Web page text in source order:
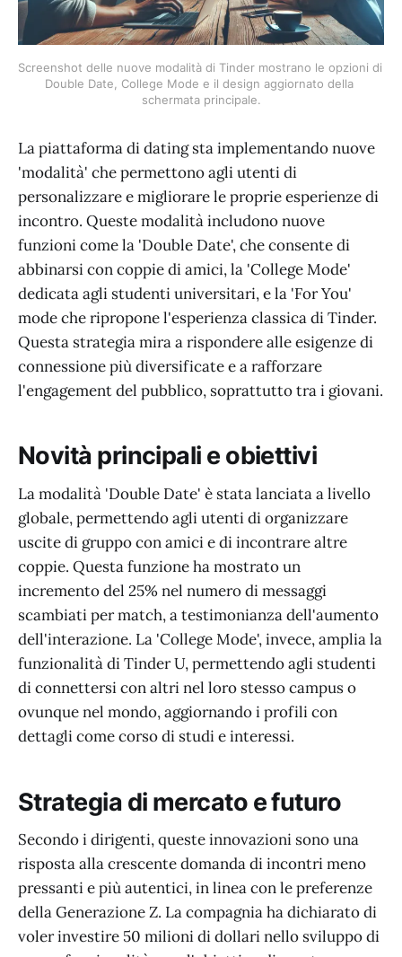
Screenshot delle nuove modalità di Tinder mostrano le opzioni di
Double Date, College Mode e il design aggiornato della
schermata principale.
La piattaforma di dating sta implementando nuove
'modalità' che permettono agli utenti di
personalizzare e migliorare le proprie esperienze di
incontro. Queste modalità includono nuove
funzioni come la 'Double Date', che consente di
abbinarsi con coppie di amici, la 'College Mode'
dedicata agli studenti universitari, e la 'For You'
mode che ripropone l'esperienza classica di Tinder.
Questa strategia mira a rispondere alle esigenze di
connessione più diversificate e a rafforzare
l'engagement del pubblico, soprattutto tra i giovani.
Novità principali e obiettivi
La modalità 'Double Date' è stata lanciata a livello
globale, permettendo agli utenti di organizzare
uscite di gruppo con amici e di incontrare altre
coppie. Questa funzione ha mostrato un
incremento del 25% nel numero di messaggi
scambiati per match, a testimonianza dell'aumento
dell'interazione. La 'College Mode', invece, amplia la
funzionalità di Tinder U, permettendo agli studenti
di connettersi con altri nel loro stesso campus o
ovunque nel mondo, aggiornando i profili con
dettagli come corso di studi e interessi.
Strategia di mercato e futuro
Secondo i dirigenti, queste innovazioni sono una
risposta alla crescente domanda di incontri meno
pressanti e più autentici, in linea con le preferenze
della Generazione Z. La compagnia ha dichiarato di
voler investire 50 milioni di dollari nello sviluppo di